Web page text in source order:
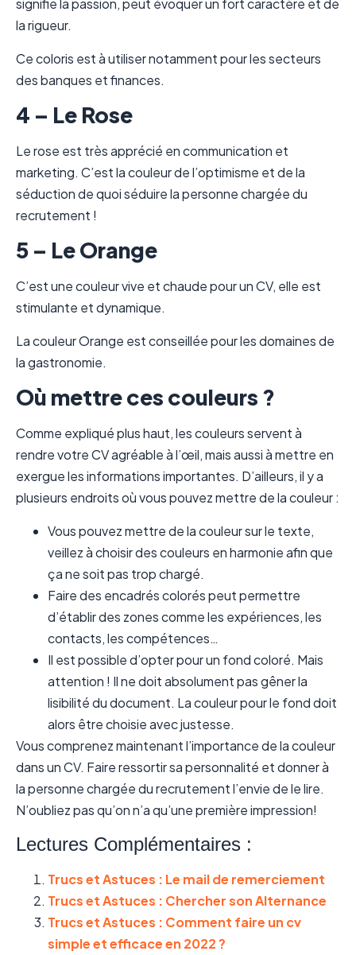
signifie la passion, peut évoquer un fort caractère et de
la rigueur.
Ce coloris est à utiliser notamment pour les secteurs
des banques et finances.
4 – Le Rose
Le rose est très apprécié en communication et
marketing. C’est la couleur de l’optimisme et de la
séduction de quoi séduire la personne chargée du
recrutement !
5 – Le Orange
C’est une couleur vive et chaude pour un CV, elle est
stimulante et dynamique.
La couleur Orange est conseillée pour les domaines de
la gastronomie.
Où mettre ces couleurs ?
Comme expliqué plus haut, les couleurs servent à
rendre votre CV agréable à l’œil, mais aussi à mettre en
exergue les informations importantes. D’ailleurs, il y a
plusieurs endroits où vous pouvez mettre de la couleur :
Vous pouvez mettre de la couleur sur le texte,
veillez à choisir des couleurs en harmonie afin que
ça ne soit pas trop chargé.
Faire des encadrés colorés peut permettre
d’établir des zones comme les expériences, les
contacts, les compétences…
Il est possible d’opter pour un fond coloré. Mais
attention ! Il ne doit absolument pas gêner la
lisibilité du document. La couleur pour le fond doit
alors être choisie avec justesse.
Vous comprenez maintenant l’importance de la couleur
dans un CV. Faire ressortir sa personnalité et donner à
la personne chargée du recrutement l’envie de le lire.
N’oubliez pas qu’on n’a qu’une première impression!
Lectures Complémentaires :
Trucs et Astuces : Le mail de remerciement
Trucs et Astuces : Chercher son Alternance
Trucs et Astuces : Comment faire un cv
simple et efficace en 2022 ?